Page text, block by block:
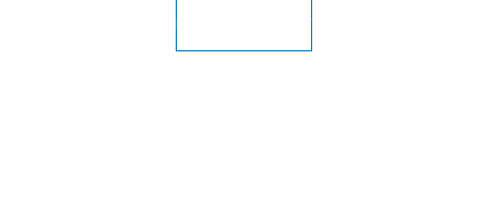
Esplorare altri corsi